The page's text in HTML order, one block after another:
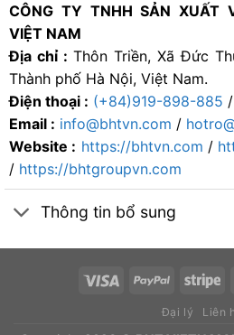
CÔNG TY TNHH SẢN XUẤT
VIỆT NAM
Địa chỉ : Thôn Triền, Xã Đức
Thành phố Hà Nội, Việt Nam.
Điện thoại : (+84)919-898-885
Email : info@bhtvn.com /
Website : https://bhtvn.com /
/ https://bhtgroupvn.com
Thông tin bổ sung
Đại lý Liên